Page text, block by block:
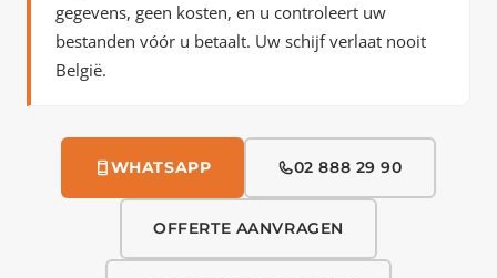
gegevens, geen kosten, en u controleert uw
bestanden vóór u betaalt. Uw schijf verlaat nooit
België.
WHATSAPP 02 888 29 90
OFFERTE AANVRAGEN